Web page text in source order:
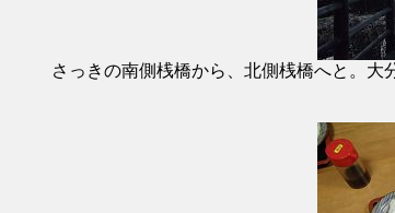
さっきの南側桟橋から、北側桟橋へと。大